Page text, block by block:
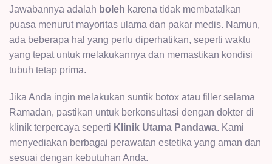
Jawabannya adalah boleh karena tidak membatalkan
puasa menurut mayoritas ulama dan pakar medis. Namun,
ada beberapa hal yang perlu diperhatikan, seperti waktu
yang tepat untuk melakukannya dan memastikan kondisi
tubuh tetap prima.
Jika Anda ingin melakukan suntik botox atau filler selama
Ramadan, pastikan untuk berkonsultasi dengan dokter di
klinik terpercaya seperti Klinik Utama Pandawa. Kami
menyediakan berbagai perawatan estetika yang aman dan
sesuai dengan kebutuhan Anda.